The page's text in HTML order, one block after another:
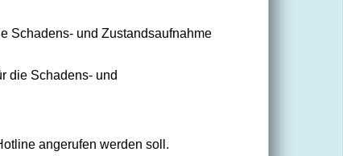
Schadens- und Zustandsaufnahme
die Schadens- und
angerufen werden soll.